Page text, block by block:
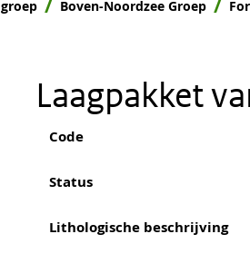
Boven-Noordzee Groep
Laagpakket
Code
Status
Lithologische beschrijving